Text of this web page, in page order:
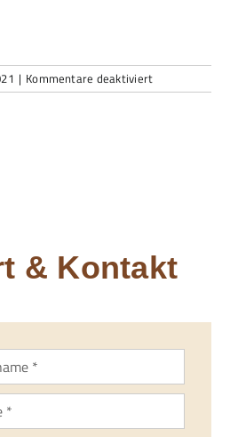
| Kommentare deaktiviertfür
regal
& Kontakt